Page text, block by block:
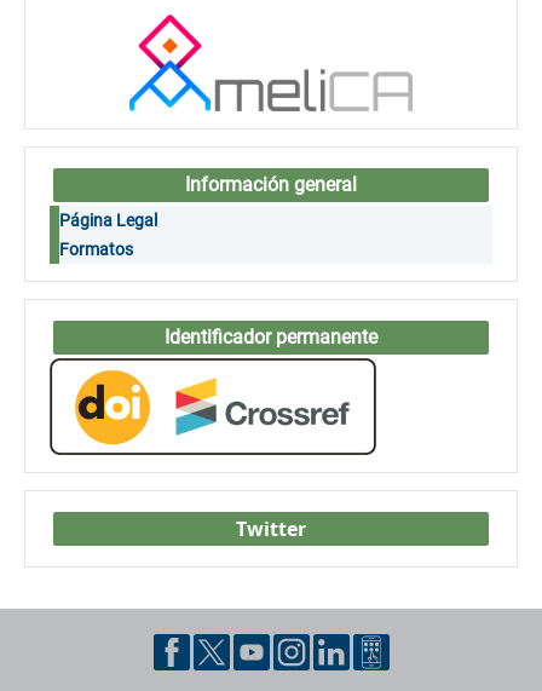
Información general
Página Legal
Formatos
Identificador permanente
Twitter